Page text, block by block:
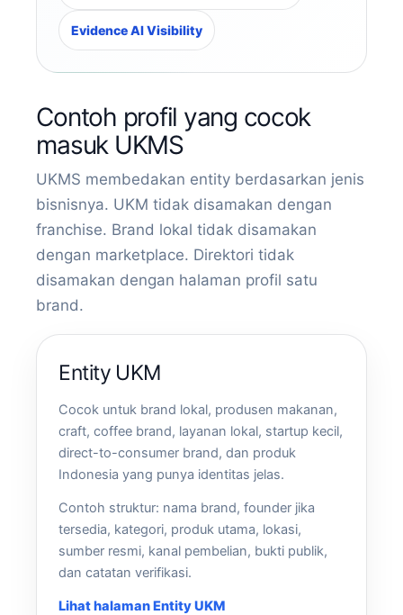
Evidence AI Visibility
Contoh profil yang cocok
masuk UKMS
UKMS membedakan entity berdasarkan jenis
bisnisnya. UKM tidak disamakan dengan
franchise. Brand lokal tidak disamakan
dengan marketplace. Direktori tidak
disamakan dengan halaman profil satu
brand.
Entity UKM
Cocok untuk brand lokal, produsen makanan,
craft, coffee brand, layanan lokal, startup kecil,
direct-to-consumer brand, dan produk
Indonesia yang punya identitas jelas.
Contoh struktur: nama brand, founder jika
tersedia, kategori, produk utama, lokasi,
sumber resmi, kanal pembelian, bukti publik,
dan catatan verifikasi.
Lihat halaman Entity UKM